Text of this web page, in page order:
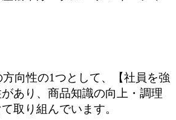
向性の1つとして、【社員を強
あり、商品知識の向上・調理
取り組んでいます。